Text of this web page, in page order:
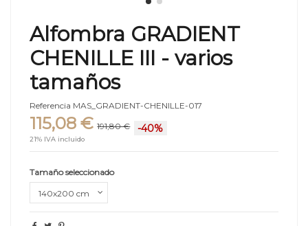
Alfombra GRADIENT
CHENILLE III - varios
tamaños
Referencia MAS_GRADIENT-CHENILLE-017
115,08 € 191,80 € -40%
21% IVA incluido
Tamaño seleccionado